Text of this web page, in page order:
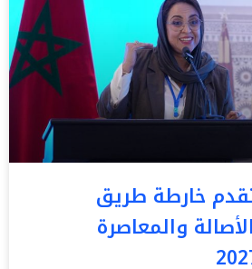
خارطة طريق
والمعاصرة